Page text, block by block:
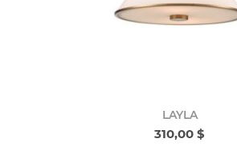
LAYLA
310,00 $